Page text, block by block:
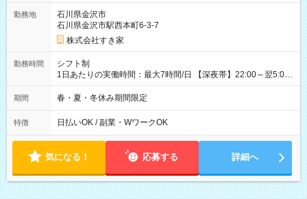
同時給）
勤務地
石川県金沢市
石川県金沢市駅西本町6-3-7
株式会社すき家
勤務時間
シフト制
1日あたりの実働時間：最大7時間/日 【深夜帯】22:00～翌5:00
週2日～・1日2h～OK◎ ※22:00から翌5:00までは18歳以上の方
のみ勤務可能です（18歳未満の深夜業務禁止のため） ★深夜で
す。 必ず、2名以上での勤務を行いますので、安心して働けま
す。
期間 春・夏・冬休み期間限定
特徴 日払いOK / 副業・WワークOK
気になる！ 応募する 詳細へ